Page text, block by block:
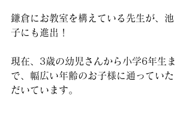
鎌倉にお教室を構えている先生が、池
子にも進出！
現在、3歳の幼児さんから小学6年生ま
で、幅広い年齢のお子様に通っていた
だいています。